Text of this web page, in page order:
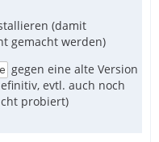
(damit
gemacht werden)
gegen eine alte Version
evtl. auch noch
probiert)